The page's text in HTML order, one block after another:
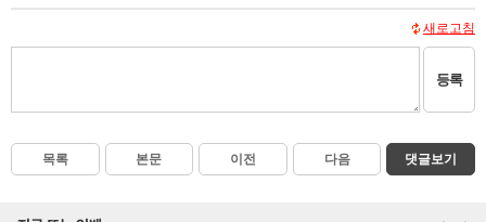
새로고침
등록
목록 본문 이전 다음 댓글보기